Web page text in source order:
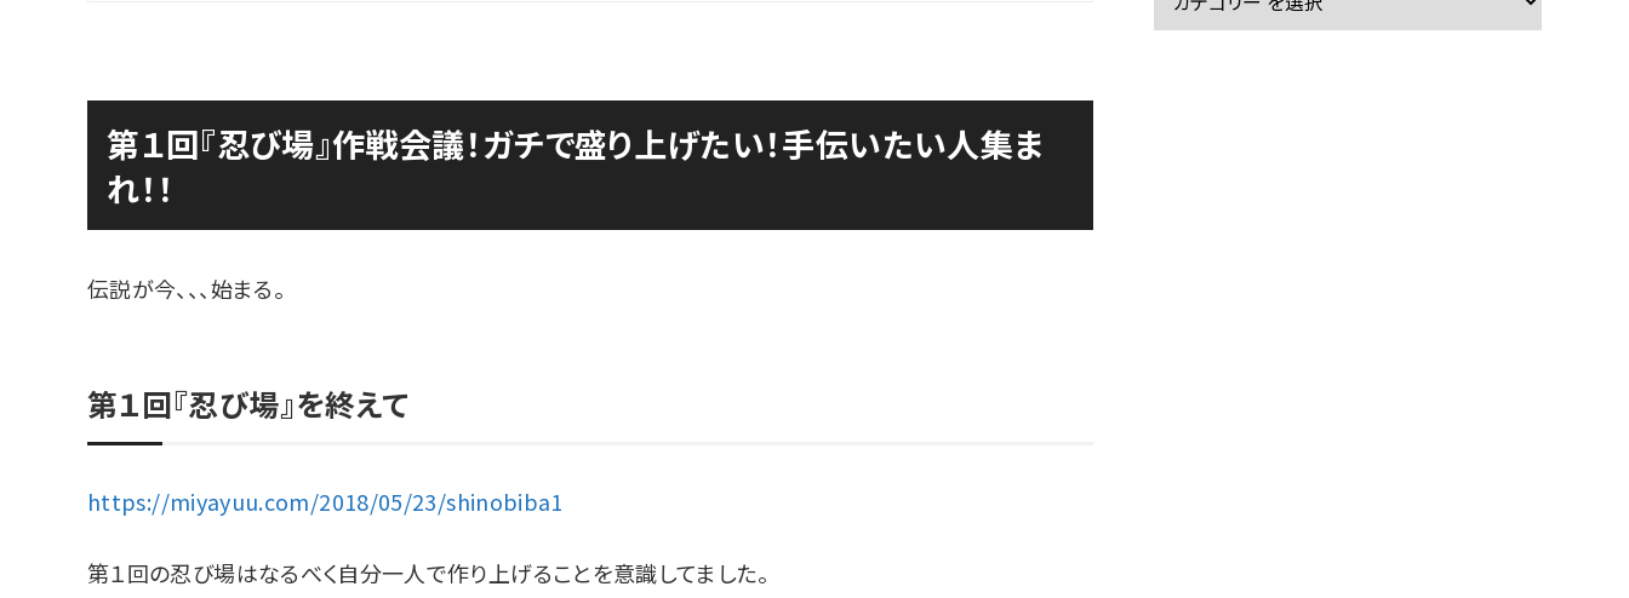
第１回『忍び場』作戦会議！ガチで盛り上げたい！手伝いたい人集ま
れ！！
伝説が今、、、始まる。
第１回『忍び場』を終えて
https://miyayuu.com/2018/05/23/shinobiba1
第１回の忍び場はなるべく自分一人で作り上げることを意識してました。